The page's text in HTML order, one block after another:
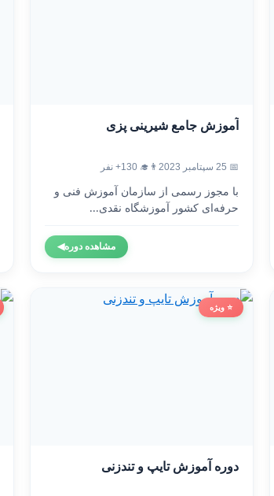
آموزش جامع شیرینی پزی
📅 25 سپتامبر 2023 👨‍🎓 130+ نفر
با مجوز رسمی از سازمان آموزش فنی و
حرفه‌ای کشور آموزشگاه نقدی...
مشاهده دوره◀
⭐ ویژه
دوره آموزش تایپ و تندزنی